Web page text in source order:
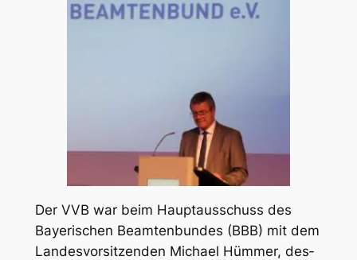
Der VVB war beim Haupt­aus­schuss des
Baye­ri­schen Beam­ten­bun­des (BBB) mit dem
Lan­des­vor­sit­zen­den Micha­el Hüm­mer, des­